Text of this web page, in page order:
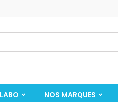
LABO NOS MARQUES